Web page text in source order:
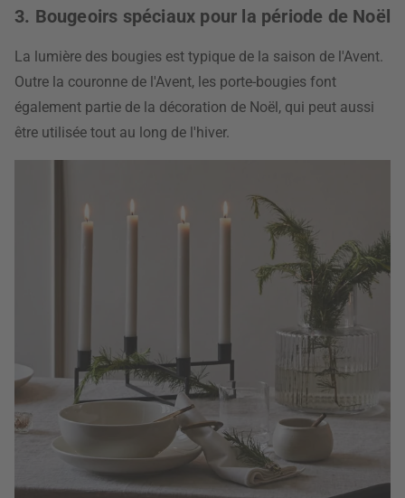
3. Bougeoirs spéciaux pour la période de Noël
La lumière des bougies est typique de la saison de l'Avent.
Outre la couronne de l'Avent, les porte-bougies font
également partie de la décoration de Noël, qui peut aussi
être utilisée tout au long de l'hiver.